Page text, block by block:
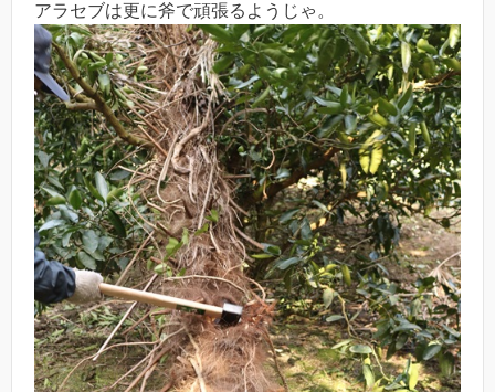
アラセブは更に斧で頑張るようじゃ。